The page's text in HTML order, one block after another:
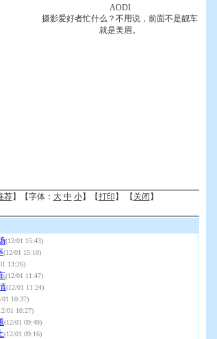
AODI
摄影爱好者忙什么？不用说，前面不是靓车
就是美眉。
荐】【字体： 大 中 小】【打印 】 【 关闭 】
(12/01 15:43)
(12/01 15:10)
13:26)
(12/01 11:47)
(12/01 11:24)
01 10:37)
01 10:27)
(12/01 09:49)
(12/01 09:16)